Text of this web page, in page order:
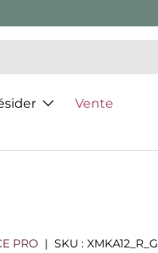
Vente
PRO |SKU : XMKA12_R_G